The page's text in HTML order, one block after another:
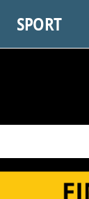
SPORT